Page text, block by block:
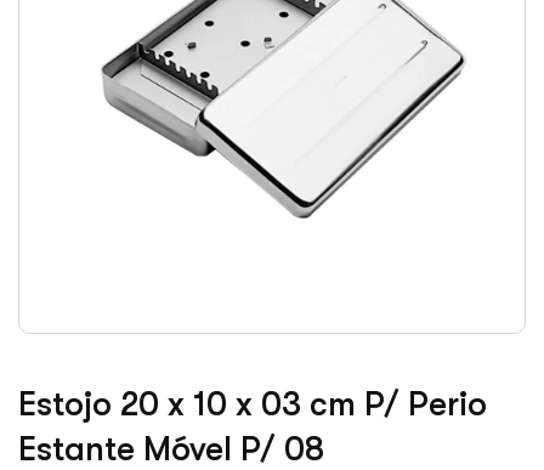
Estojo 20 x 10 x 03 cm P/ Perio
Estante Móvel P/ 08